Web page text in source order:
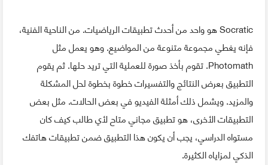
Socratic هو واحد من أحدث تطبيقات الرياضيات. من الناحية الفنية،
فإنه يغطي مجموعة متنوعة من المواضيع. وهو يعمل مثل
Photomath. تقوم بأخذ صورة للعملية التي تريد حلها. ثم يقوم
التطبيق بعرض النتائج والتفسيرات خطوة بخطوة لحل المشكلة
والمزيد. ويشمل ذلك أمثلة الفيديو في بعض الحالات. مثل بعض
التطبيقات الأخرى، هو تطبيق مجاني متاح لأي طالب كيف كان
مستواه الدراسي، يجب أن يكون هذا التطبيق ضمن تطبيقات هاتفك
الذكي لمزاياه الكثيرة.